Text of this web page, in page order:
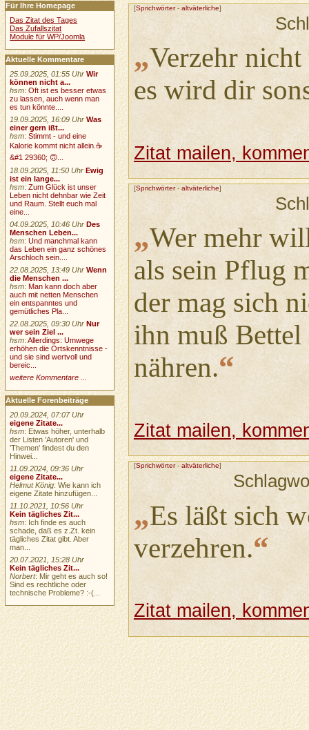
[Sprichwörter- altväterliche]
„Verzehr
es wird dir
Zitat mailen,
[Sprichwörter- altväterliche]
„Wer mehr
als sein Pflug
der mag sich
ihn muß
nähren.“
Zitat mailen,
[Sprichwörter- altväterliche]
„Es läßt sich
verzehren.“
Zitat mailen,
Für Ihre Homepage
Das Zitat des Tages
Das Zufallszitat
Module für WP/Joomla
Aktuelle Kommentare
25.09.2025, 01:55 Uhr Wir
können nicht a...
hsm:Oft ist es besser etwas
zu lassen, auch wenn man
es tun könnte....
19.09.2025, 16:09 Uhr Was
einer gern ißt...
hsm:Stimmt - und eine
Kalorie kommt nicht allein.☕
&#1 29360; 🙃...
18.09.2025, 11:50 Uhr Ewig
ist ein lange...
hsm:Zum Glück ist unser
Leben nicht dehnbar wie Zeit
und Raum. Stellt euch mal
eine...
04.09.2025, 10:46 Uhr Des
Menschen Leben...
hsm:Und manchmal kann
das Leben ein ganz schönes
Arschloch sein....
22.08.2025, 13:49 Uhr Wenn
die Menschen ...
hsm:Man kann doch aber
auch mit netten Menschen
ein entspanntes und
gemütliches Pla...
22.08.2025, 09:30 Uhr Nur
wer sein Ziel ...
hsm:Allerdings: Umwege
erhöhen die Ortskenntnisse -
und sie sind wertvoll und
bereic...
weitere Kommentare ...
Aktuelle Forenbeiträge
20.09.2024, 07:07 Uhr
eigene Zitate...
hsm: Etwas höher, unterhalb
der Listen 'Autoren' und
'Themen' findest du den
Hinwei...
11.09.2024, 09:36 Uhr
eigene Zitate...
Helmut König: Wie kann ich
eigene Zitate hinzufügen...
11.10.2021, 10:56 Uhr
Kein tägliches Zit...
hsm: Ich finde es auch
schade, daß es z.Zt. kein
tägliches Zitat gibt. Aber
man...
20.07.2021, 15:28 Uhr
Kein tägliches Zit...
Norbert: Mir geht es auch so!
Sind es rechtliche oder
technische Probleme? :-(...